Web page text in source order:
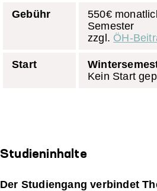
Gebühr
550€
Semester
zzgl. ÖH-
Start
Kein Start
Studieninhalte
Der Studiengang verbindet